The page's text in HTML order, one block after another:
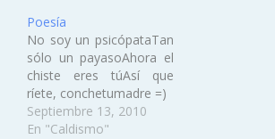
Poesía
No soy un psicópataTan
sólo un payasoAhora el
chiste eres túAsí que
ríete, conchetumadre =)
Septiembre 13, 2010
En "Caldismo"